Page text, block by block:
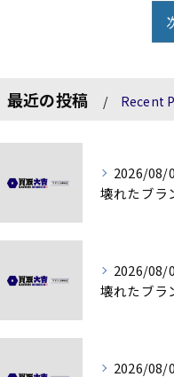
最近の投稿 Recent
2026/08/
2026/08/
2026/08/